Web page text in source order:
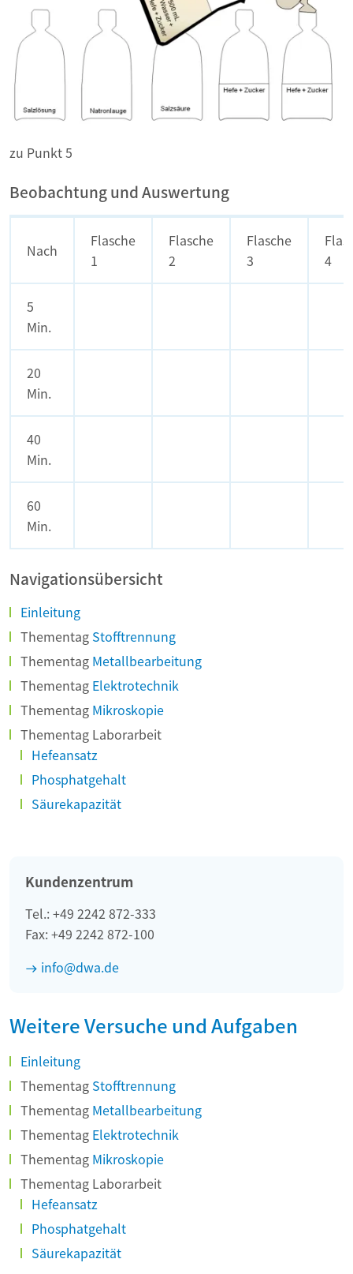
zu Punkt 5
Beobachtung und Auswertung
Nach
Flasche
1
Flasche
2
Flasche
3
4
5
Min.
20
Min.
40
Min.
60
Min.
Navigationsübersicht
Einleitung
Thementag Stofftrennung
Thementag Metallbearbeitung
Thementag Elektrotechnik
Thementag Mikroskopie
Thementag Laborarbeit
Hefeansatz
Phosphatgehalt
Säurekapazität
Kundenzentrum
Tel.: +49 2242 872-333
Fax: +49 2242 872-100
info@dwa.de
Weitere Versuche und Aufgaben
Einleitung
Thementag Stofftrennung
Thementag Metallbearbeitung
Thementag Elektrotechnik
Thementag Mikroskopie
Thementag Laborarbeit
Hefeansatz
Phosphatgehalt
Säurekapazität